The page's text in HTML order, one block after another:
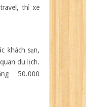
thì xe
khách sạn,
du lịch.
50.000